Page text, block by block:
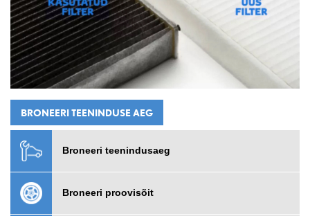
BRONEERI TEENINDUSE AEG
Broneeri teenindusaeg
Broneeri proovisõit